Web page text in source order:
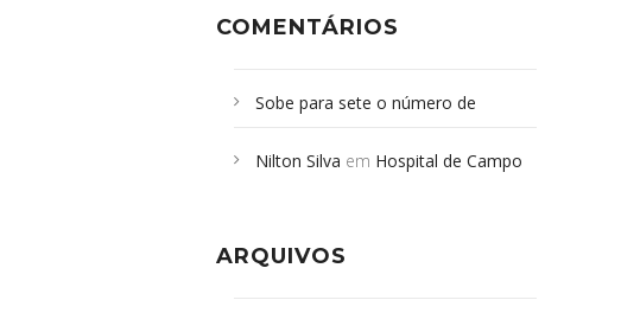
COMENTÁRIOS
Sobe para sete o número de
desabamento em São Paulo - Revista
sepultados em SP
Nilton Silva em Hospital de Campo
ARQUIVOS